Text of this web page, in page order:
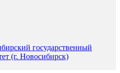
государственный
(г. Новосибирск)